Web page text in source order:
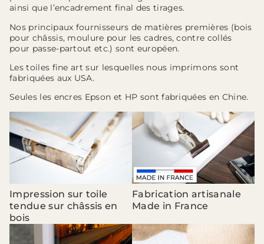
ainsi que l’encadrement final des tirages.
Nos principaux fournisseurs de matières premières (bois
pour châssis, moulure pour les cadres, contre collés
pour passe-partout etc.) sont européen.
Les toiles fine art sur lesquelles nous imprimons sont
fabriquées aux USA.
Seules les encres Epson et HP sont fabriquées en Chine.
Impression sur toile
tendue sur châssis en
bois
Fabrication artisanale
Made in France